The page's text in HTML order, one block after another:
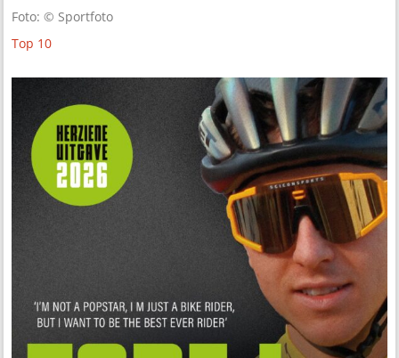
Foto: © Sportfoto
Top 10